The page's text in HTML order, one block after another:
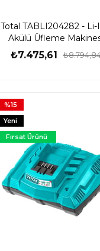
Total TABLI204282 - Li-
Akülü Üfleme
₺7.475,61
%15
Yeni
Ürün
Fırsat Ürünü